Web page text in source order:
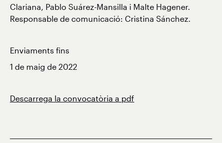
Clariana, Pablo Suárez-Mansilla i Malte Hagener.
Responsable de comunicació: Cristina Sánchez.
Enviaments fins
1 de maig de 2022
Descarrega la convocatòria a pdf